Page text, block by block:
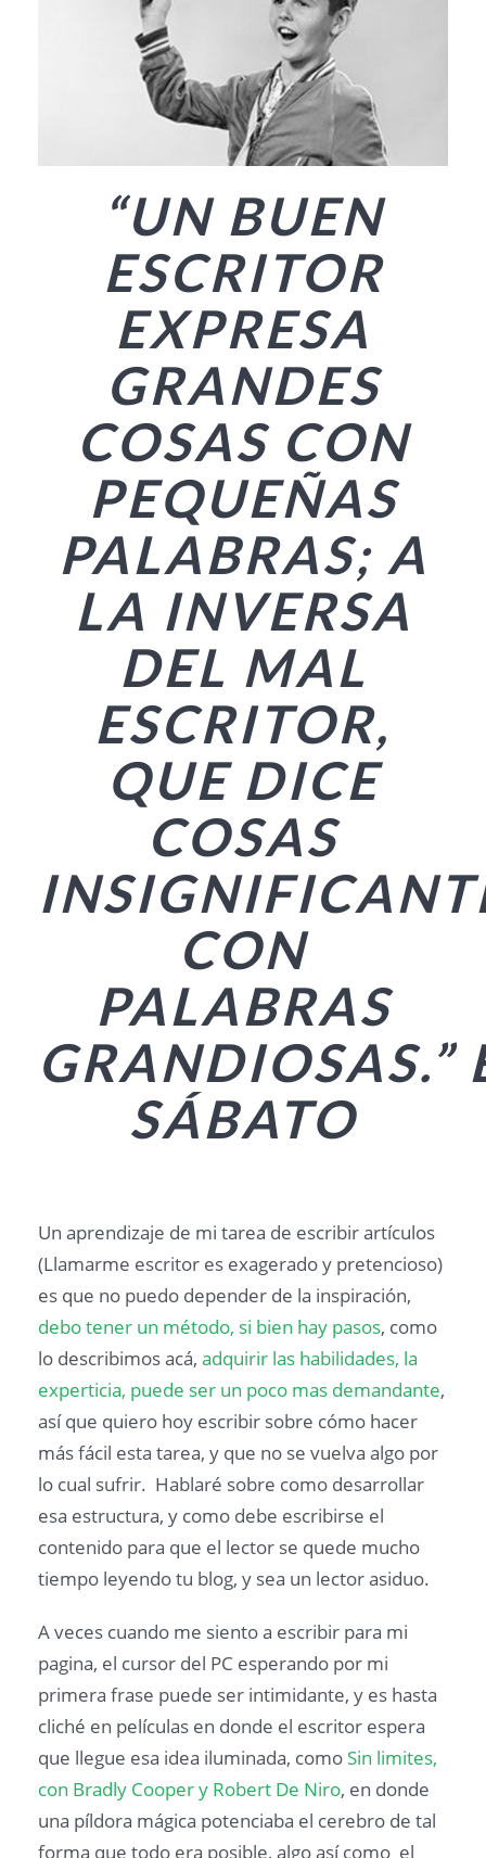
“UN BUEN
ESCRITOR
EXPRESA
GRANDES
COSAS CON
PEQUEÑAS
PALABRAS; A
LA INVERSA
DEL MAL
ESCRITOR,
QUE DICE
COSAS
CON
PALABRAS
GRANDIOSAS.”
SÁBATO
Un aprendizaje de mi tarea de escribir artículos
(Llamarme escritor es exagerado y pretencioso)
es que no puedo depender de la inspiración,
debo tener un método, si bien hay pasos, como
lo describimos acá, adquirir las habilidades, la
experticia, puede ser un poco mas demandante,
así que quiero hoy escribir sobre cómo hacer
más fácil esta tarea, y que no se vuelva algo por
lo cual sufrir. Hablaré sobre como desarrollar
esa estructura, y como debe escribirse el
contenido para que el lector se quede mucho
tiempo leyendo tu blog, y sea un lector asiduo.
A veces cuando me siento a escribir para mi
pagina, el cursor del PC esperando por mi
primera frase puede ser intimidante, y es hasta
cliché en películas en donde el escritor espera
que llegue esa idea iluminada, comoSin limites,
con Bradly Cooper y Robert De Niro, en donde
una píldora mágica potenciaba el cerebro de tal
forma que todo era posible, algo así como el